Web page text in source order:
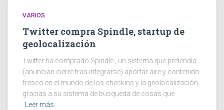
VARIOS
Twitter compra Spindle, startup de
geolocalización
Twitter ha comprado Spindle , un sistema que pretendía
(anuncian cierre tras integrarse) aportar aire y contenido
fresco en el mundo de los checkins y la geolocalización,
gracias a su sistema de búsqueda de cosas que
Leer más